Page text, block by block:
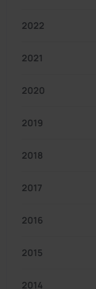
2022
2021
2020
2019
2018
2017
2016
2015
2014